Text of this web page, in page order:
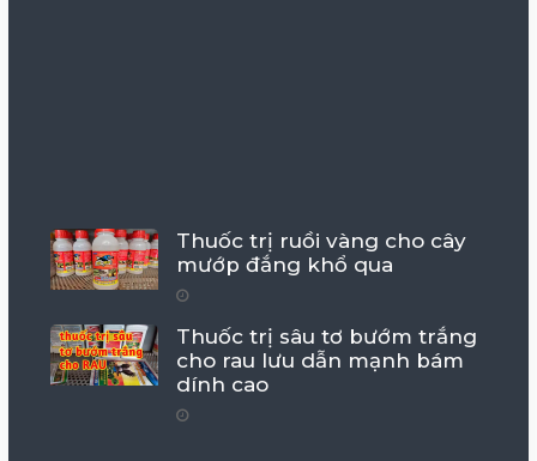
Thuốc trị ruồi vàng cho cây
mướp đắng khổ qua
Thuốc trị sâu tơ bướm trắng
cho rau lưu dẫn mạnh bám
dính cao